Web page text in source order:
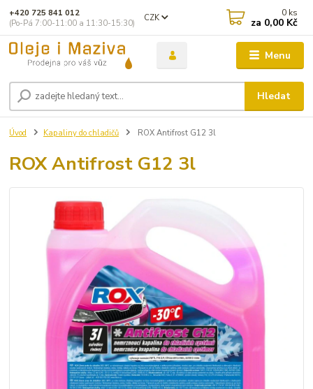
Menu
CZK
Hledat
+420 725 841 012
(Po-Pá 7:00-11:00 a 11:30-15:30)
0 ks
za 0,00 Kč
Úvod Kapaliny do chladičů ROX Antifrost G12 3l
ROX Antifrost G12 3l